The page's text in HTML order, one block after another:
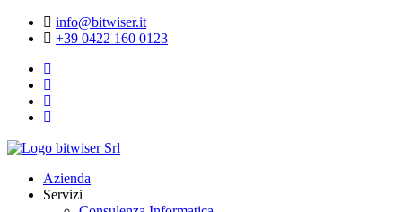
info@bitwiser.it
+39 0422 160 0123
Azienda
Servizi